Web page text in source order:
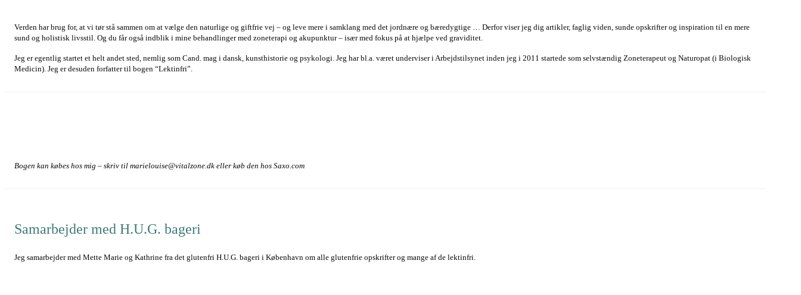
Verden har brug for, at vi tør stå sammen om at vælge den naturlige og giftfrie vej – og leve mere i samklang med det jordnære og bæredygtige … Derfor viser jeg dig artikler, faglig viden, sunde opskrifter og inspiration til en mere
sund og holistisk livsstil. Og du får også indblik i mine behandlinger med zoneterapi og akupunktur – især med fokus på at hjælpe ved graviditet.
Jeg er egentlig startet et helt andet sted, nemlig som Cand. mag i dansk, kunsthistorie og psykologi. Jeg har bl.a. været underviser i Arbejdstilsynet inden jeg i 2011 startede som selvstændig Zoneterapeut og Naturopat (i Biologisk
Medicin). Jeg er desuden forfatter til bogen “Lektinfri”.
Bogen kan købes hos mig – skriv til marielouise@vitalzone.dk eller køb den hos Saxo.com
Samarbejder med H.U.G. bageri
Jeg samarbejder med Mette Marie og Kathrine fra det glutenfri H.U.G. bageri i København om alle glutenfrie opskrifter og mange af de lektinfri.